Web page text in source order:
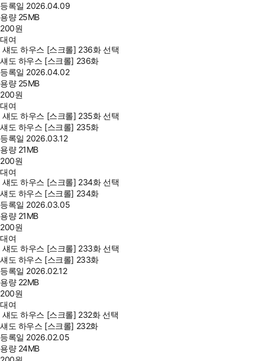
등록일 2026.04.09
용량 25MB
200원
대여
섀도 하우스 [스크롤] 236화 선택
섀도 하우스 [스크롤] 236화
등록일 2026.04.02
용량 25MB
200원
대여
섀도 하우스 [스크롤] 235화 선택
섀도 하우스 [스크롤] 235화
등록일 2026.03.12
용량 21MB
200원
대여
섀도 하우스 [스크롤] 234화 선택
섀도 하우스 [스크롤] 234화
등록일 2026.03.05
용량 21MB
200원
대여
섀도 하우스 [스크롤] 233화 선택
섀도 하우스 [스크롤] 233화
등록일 2026.02.12
용량 22MB
200원
대여
섀도 하우스 [스크롤] 232화 선택
섀도 하우스 [스크롤] 232화
등록일 2026.02.05
용량 24MB